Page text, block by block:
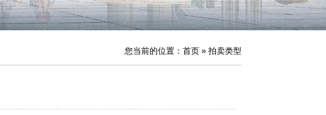
您当前的位置：首页 » 拍卖类型